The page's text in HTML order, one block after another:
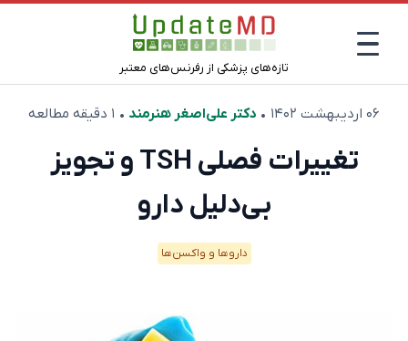
تازه‌های پزشکی از رفرنس‌های معتبر
۰۶ اردیبهشت ۱۴۰۲ • دکتر علی‌اصغر هنرمند • ۱ دقیقه مطالعه
تغییرات فصلی TSH و تجویز
بی‌دلیل دارو
دارو‌ها و واکسن‌ها